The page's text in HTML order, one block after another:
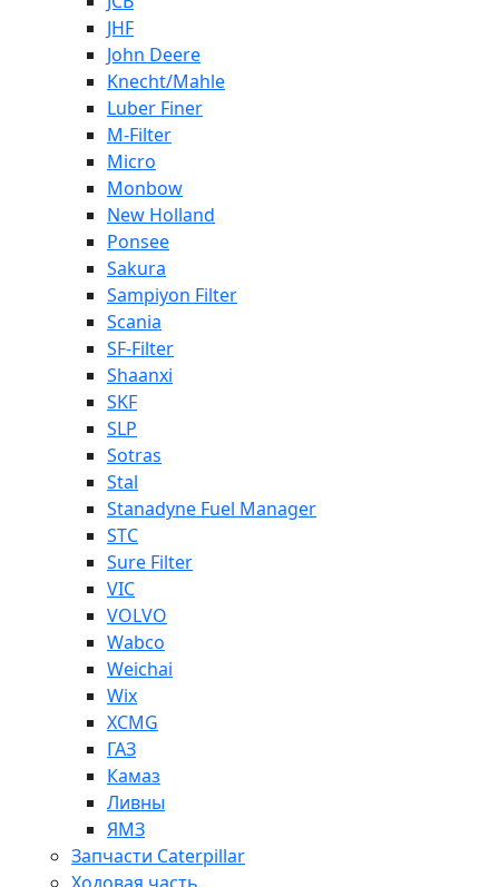
JHF
John Deere
Knecht/Mahle
Luber Finer
M-Filter
Micro
Monbow
New Holland
Ponsee
Sakura
Sampiyon Filter
Scania
SF-Filter
Shaanxi
SKF
SLP
Sotras
Stal
Stanadyne Fuel Manager
STC
Sure Filter
VIC
VOLVO
Wabco
Weichai
Wix
XCMG
ГАЗ
Камаз
Ливны
ЯМЗ
Запчасти Caterpillar